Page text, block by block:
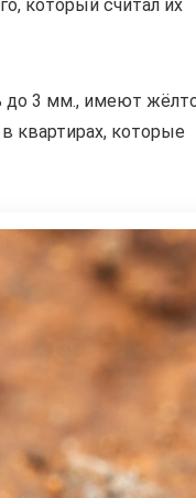
который считал их
до 3 мм., имеют
квартирах, которые